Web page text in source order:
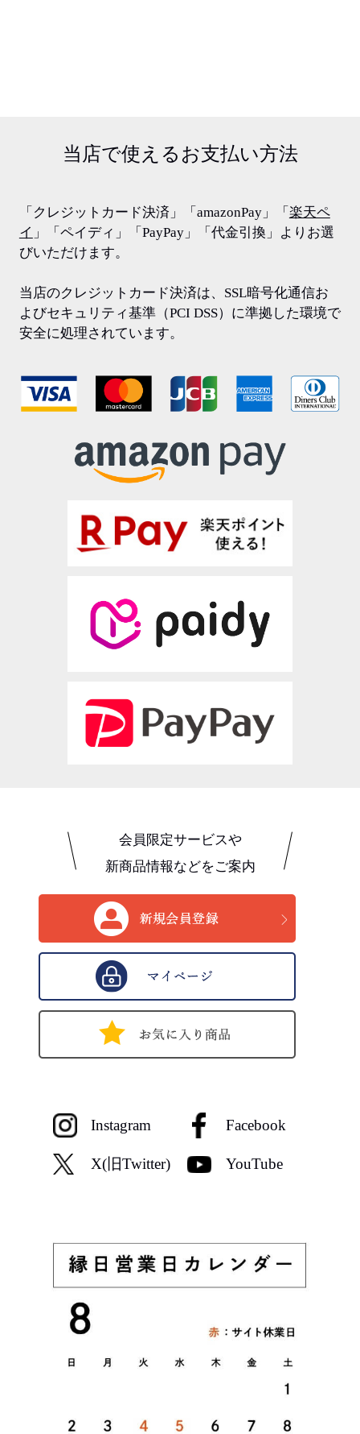
当店で使えるお支払い方法
「クレジットカード決済」「amazonPay」「 楽天ペ
イ 」「ペイディ」「PayPay」「代金引換」よりお選
びいただけます。
当店のクレジットカード決済は、SSL暗号化通信お
よびセキュリティ基準（PCI DSS）に準拠した環境で
安全に処理されています。
会員限定サービスや
新商品情報などをご案内
Instagram Facebook
X(旧Twitter) YouTube